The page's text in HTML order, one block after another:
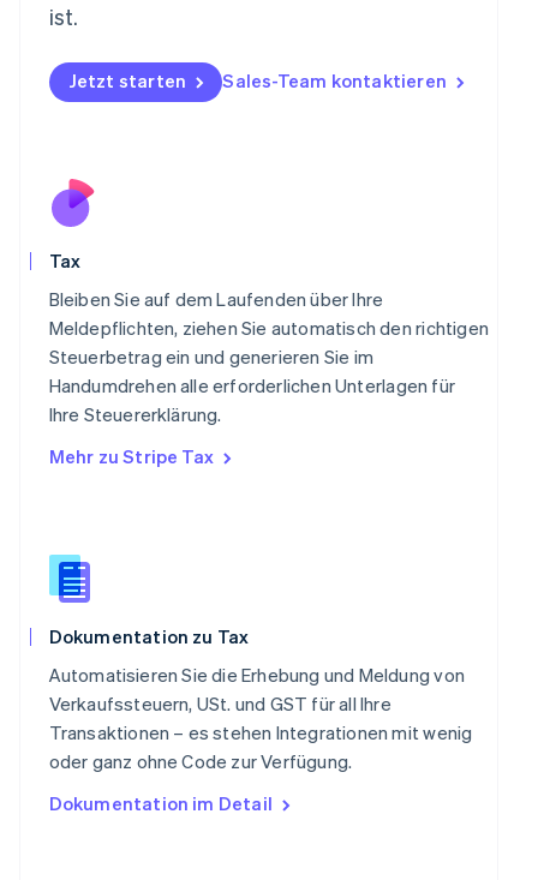
ist.
Jetzt starten Sales-Team kontaktieren
Tax
Bleiben Sie auf dem Laufenden über Ihre
Meldepflichten, ziehen Sie automatisch den richtigen
Steuerbetrag ein und generieren Sie im
Handumdrehen alle erforderlichen Unterlagen für
Ihre Steuererklärung.
Mehr zu Stripe Tax
Dokumentation zu Tax
Automatisieren Sie die Erhebung und Meldung von
Verkaufssteuern, USt. und GST für all Ihre
Transaktionen – es stehen Integrationen mit wenig
oder ganz ohne Code zur Verfügung.
Dokumentation im Detail
Norwegen
English
English
Portugal
English
Schweden
SvenskaEnglish
Schweiz
DeutschFrançais ItalianoEnglish
Singapur
Slowakei
Sonderverwaltungsregion Hongkong,
China
Spanien
EspañolEnglish
ไทยEnglish
Tschechische Republik
English
English